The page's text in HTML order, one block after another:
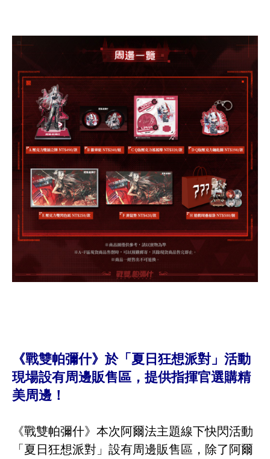
《戰雙帕彌什》於「夏日狂想派對」活動
現場設有周邊販售區，提供指揮官選購精
美周邊！
《戰雙帕彌什》本次阿爾法主題線下快閃活動
「夏日狂想派對」設有周邊販售區，除了阿爾